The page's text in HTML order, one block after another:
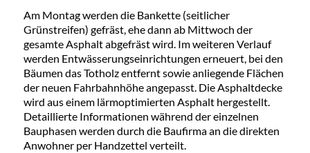
Am Montag werden die Bankette (seitlicher
Grünstreifen) gefräst, ehe dann ab Mittwoch der
gesamte Asphalt abgefräst wird. Im weiteren Verlauf
werden Entwässerungseinrichtungen erneuert, bei den
Bäumen das Totholz entfernt sowie anliegende Flächen
der neuen Fahrbahnhöhe angepasst. Die Asphaltdecke
wird aus einem lärmoptimierten Asphalt hergestellt.
Detaillierte Informationen während der einzelnen
Bauphasen werden durch die Baufirma an die direkten
Anwohner per Handzettel verteilt.